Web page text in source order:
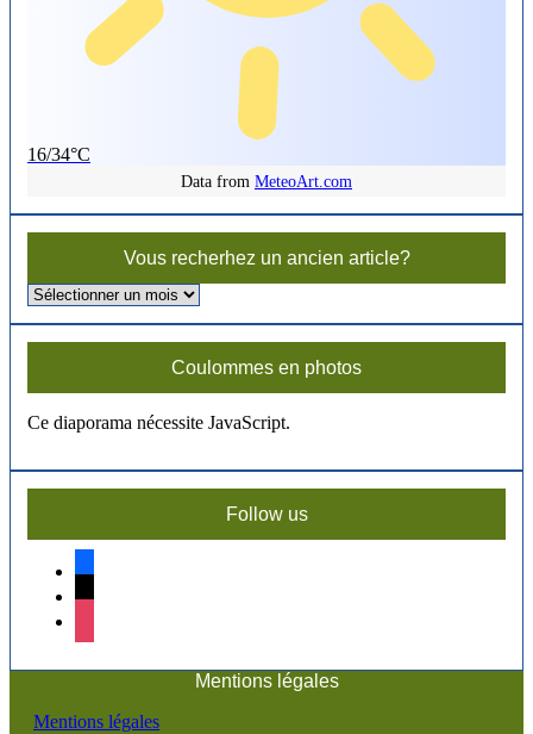
16/34°C
Data from MeteoArt.com
Vous recherhez un ancien article?
Vous
Coulommes en photos
Ce diaporama nécessite JavaScript.
Follow us
Mentions légales
Mentions légales